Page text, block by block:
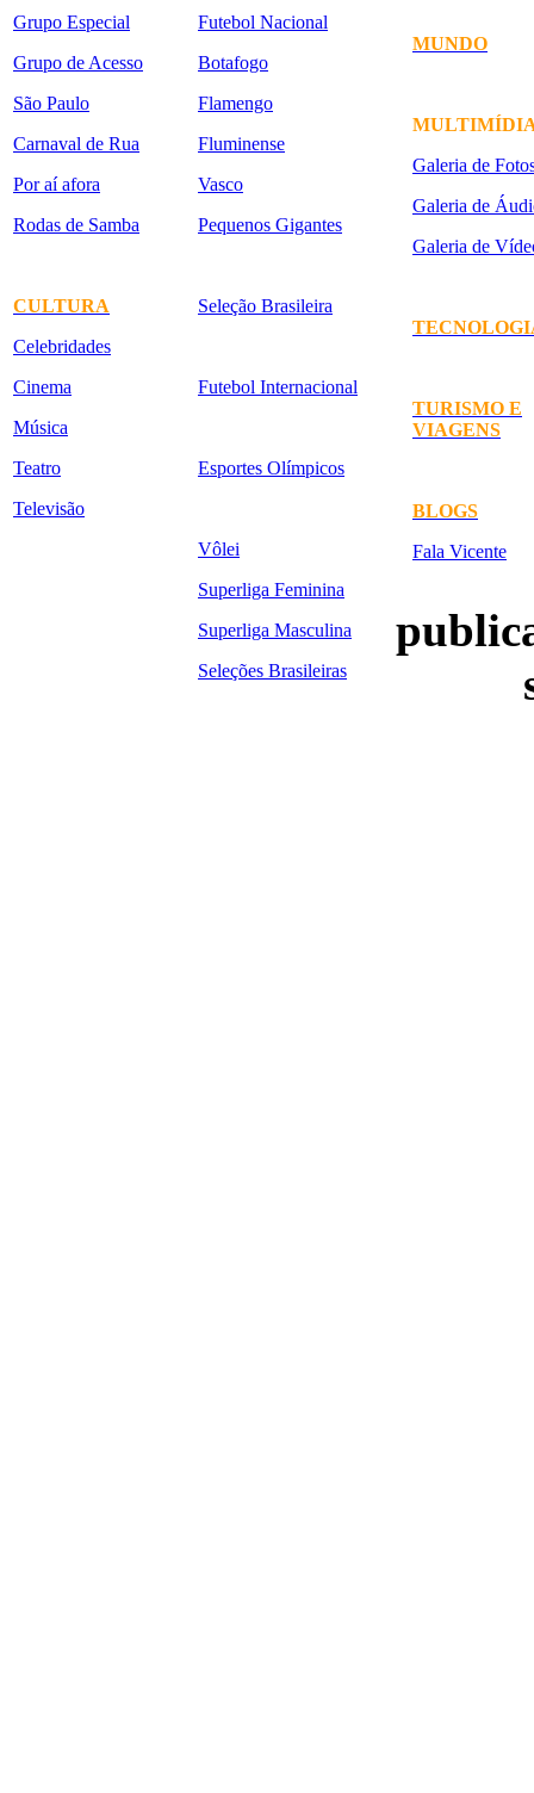
Grupo Especial
Grupo de Acesso
São Paulo
Carnaval de Rua
Por aí afora
Rodas de Samba
CULTURA
Celebridades
Cinema
Música
Teatro
Televisão
Futebol Nacional
Botafogo
Flamengo
Fluminense
Vasco
Pequenos Gigantes
Seleção Brasileira
Futebol Internacional
Esportes Olímpicos
Vôlei
Superliga Feminina
Superliga Masculina
Seleções Brasileiras
MUNDO
Galeria de
Galeria de
Galeria de
TURISMO E
VIAGENS
BLOGS
Fala Vicente